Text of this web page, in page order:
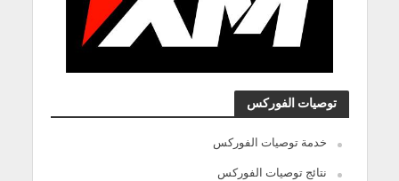
توصيات الفوركس
خدمة توصيات الفوركس
نتائج توصيات الفوركس